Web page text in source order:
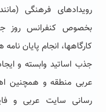
رویدادهای فرهنگی
بخصوص کنفرانس روز
کارگاهها، انجام پایان
جذب اساتید وابسته و
عربی منطقه و همچنین
رسانی سایت عربی و